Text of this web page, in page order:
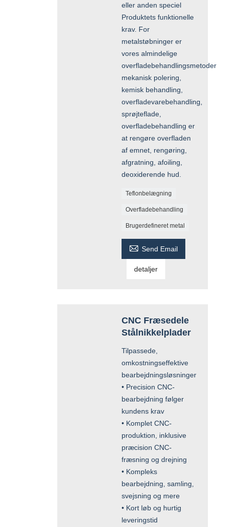
eller anden speciel
Produktets funktionelle
krav. For
metalstøbninger er
vores almindelige
overfladebehandlingsmetoder
mekanisk polering,
kemisk behandling,
overfladevarebehandling,
sprøjteflade,
overfladebehandling er
at rengøre overfladen
af emnet, rengøring,
afgratning, afoiling,
deoxiderende hud.
Teflonbelægning
Overfladebehandling
Brugerdefineret metal
 Send Email
detaljer
CNC Fræsedele
Stålnikkelplader
Tilpassede,
omkostningseffektive
bearbejdningsløsninger
• Precision CNC-
bearbejdning følger
kundens krav
• Komplet CNC-
produktion, inklusive
præcision CNC-
fræsning og drejning
• Kompleks
bearbejdning, samling,
svejsning og mere
• Kort løb og hurtig
leveringstid